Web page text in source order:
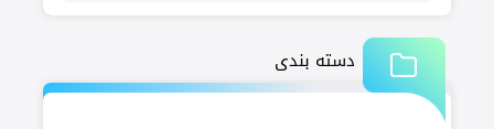
دسته بندی